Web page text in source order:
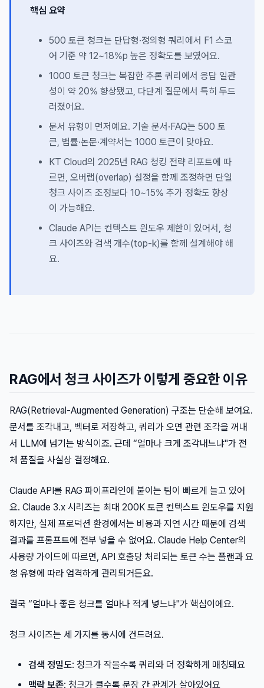
핵심 요약
500 토큰 청크는 단답형·정의형 쿼리에서 F1 스코
어 기준 약 12~18%p 높은 정확도를 보였어요.
1000 토큰 청크는 복잡한 추론 쿼리에서 응답 일관
성이 약 20% 향상됐고, 다단계 질문에서 특히 두드
러졌어요.
문서 유형이 먼저예요. 기술 문서·FAQ는 500 토
큰, 법률·논문·계약서는 1000 토큰이 맞아요.
KT Cloud의 2025년 RAG 청킹 전략 리포트에 따
르면, 오버랩(overlap) 설정을 함께 조정하면 단일
청크 사이즈 조정보다 10~15% 추가 정확도 향상
이 가능해요.
Claude API는 컨텍스트 윈도우 제한이 있어서, 청
크 사이즈와 검색 개수(top-k)를 함께 설계해야 해
요.
RAG에서 청크 사이즈가 이렇게 중요한 이유
RAG(Retrieval-Augmented Generation) 구조는 단순해 보여요.
문서를 조각내고, 벡터로 저장하고, 쿼리가 오면 관련 조각을 꺼내
서 LLM에 넘기는 방식이죠. 근데 “얼마나 크게 조각내느냐"가 전
체 품질을 사실상 결정해요.
Claude API를 RAG 파이프라인에 붙이는 팀이 빠르게 늘고 있어
요. Claude 3.x 시리즈는 최대 200K 토큰 컨텍스트 윈도우를 지원
하지만, 실제 프로덕션 환경에서는 비용과 지연 시간 때문에 검색
결과를 프롬프트에 전부 넣을 수 없어요. Claude Help Center의
사용량 가이드에 따르면, API 호출당 처리되는 토큰 수는 플랜과 요
청 유형에 따라 엄격하게 관리되거든요.
결국 “얼마나 좋은 청크를 얼마나 적게 넣느냐"가 핵심이에요.
청크 사이즈는 세 가지를 동시에 건드려요.
검색 정밀도: 청크가 작을수록 쿼리와 더 정확하게 매칭돼요
맥락 보존: 청크가 클수록 문장 간 관계가 살아있어요